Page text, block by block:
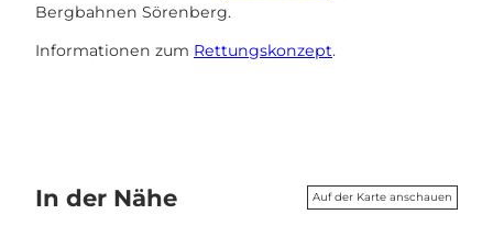
Bergbahnen Sörenberg.
Informationen zum Rettungskonzept.
In der Nähe Auf der Karte anschauen